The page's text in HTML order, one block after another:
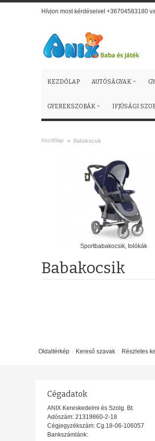
Hívjon most kérdéseivel +36704583180
KEZDŐLAP AUTÓSÁGYAK
GYEREKSZOBÁK IFJÚSÁGI
Kezdőlap Babakocsik
Sportbabakocsik, tolókák
Babakocsik
Oldaltérkép Kereső szavak Részletes
Cégadatok
ANIX Kereskedelmi és Szolg. Bt.
Adószám: 21319860-2-18
Cégjegyzékszám: Cg.18-06-106057
Bankszámlánk: